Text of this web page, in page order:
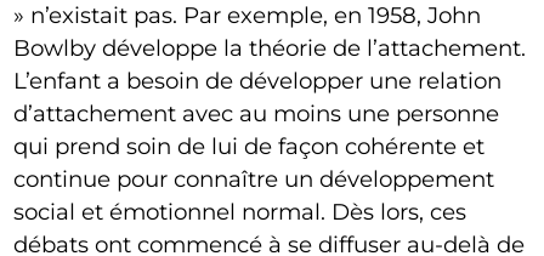
» n’existait pas. Par exemple, en 1958, John
Bowlby développe la théorie de l’attachement.
L’enfant a besoin de développer une relation
d’attachement avec au moins une personne
qui prend soin de lui de façon cohérente et
continue pour connaître un développement
social et émotionnel normal. Dès lors, ces
débats ont commencé à se diffuser au-delà de